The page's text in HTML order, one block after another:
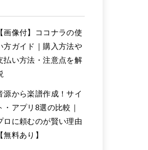
【画像付】ココナラの使
方ガイド｜購入方法や
払い方法・注意点を解
源から楽譜作成！サイ
・アプリ8選の比較｜
ロに頼むのが賢い理由
【無料あり】